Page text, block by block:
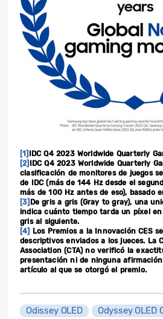
[1]
IDC Q4 2023 Worldwide Quarterly
[2]
IDC Q4 2023 Worldwide Quarterly
clasificación de monitores de juegos
de IDC (más de 144 Hz desde el
más de 100 Hz antes de eso), basado
[3] De gris a gris (Gray to gray), una
indica cuánto tiempo tarda un píxel
gris al siguiente.
[4]
Los Premios a la Innovación CES
descriptivos enviados a los jueces. La
Association (CTA) no verificó la
presentación ni de ninguna afirmación
artículo al que se otorgó el premio.
Odissey OLED
Odyssey OLED